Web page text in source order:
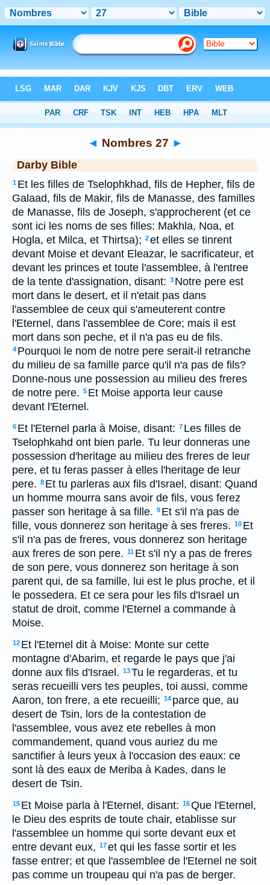
> Nombres 27
◄ Nombres 27 ►
Darby Bible
1 Et les filles de Tselophkhad, fils de Hepher, fils de
Galaad, fils de Makir, fils de Manasse, des familles
de Manasse, fils de Joseph, s'approcherent (et ce
sont ici les noms de ses filles: Makhla, Noa, et
Hogla, et Milca, et Thirtsa); 2et elles se tinrent
devant Moise et devant Eleazar, le sacrificateur, et
devant les princes et toute l'assemblee, à l'entree
de la tente d'assignation, disant: 3 Notre pere est
mort dans le desert, et il n'etait pas dans
l'assemblee de ceux qui s'ameuterent contre
l'Eternel, dans l'assemblee de Core; mais il est
mort dans son peche, et il n'a pas eu de fils.
4 Pourquoi le nom de notre pere serait-il retranche
du milieu de sa famille parce qu'il n'a pas de fils?
Donne-nous une possession au milieu des freres
de notre pere. 5 Et Moise apporta leur cause
devant l'Eternel.
6 Et l'Eternel parla à Moise, disant: 7 Les filles de
Tselophkahd ont bien parle. Tu leur donneras une
possession d'heritage au milieu des freres de leur
pere, et tu feras passer à elles l'heritage de leur
pere. 8 Et tu parleras aux fils d'Israel, disant: Quand
un homme mourra sans avoir de fils, vous ferez
passer son heritage à sa fille. 9 Et s'il n'a pas de
fille, vous donnerez son heritage à ses freres. 10 Et
s'il n'a pas de freres, vous donnerez son heritage
aux freres de son pere. 11 Et s'il n'y a pas de freres
de son pere, vous donnerez son heritage à son
parent qui, de sa famille, lui est le plus proche, et il
le possedera. Et ce sera pour les fils d'Israel un
statut de droit, comme l'Eternel a commande à
Moise.
12 Et l'Eternel dit à Moise: Monte sur cette
montagne d'Abarim, et regarde le pays que j'ai
donne aux fils d'Israel. 13Tu le regarderas, et tu
seras recueilli vers tes peuples, toi aussi, comme
Aaron, ton frere, a ete recueilli; 14 parce que, au
desert de Tsin, lors de la contestation de
l'assemblee, vous avez ete rebelles à mon
commandement, quand vous auriez du me
sanctifier à leurs yeux à l'occasion des eaux: ce
sont là des eaux de Meriba à Kades, dans le
desert de Tsin.
15 Et Moise parla à l'Eternel, disant: 16Que l'Eternel,
le Dieu des esprits de toute chair, etablisse sur
l'assemblee un homme qui sorte devant eux et
entre devant eux, 17et qui les fasse sortir et les
fasse entrer; et que l'assemblee de l'Eternel ne soit
pas comme un troupeau qui n'a pas de berger.